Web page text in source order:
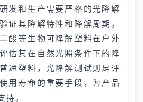
发和生产需要严格的光降解
证其降解特性和降解周期。
酸等生物可降解塑料在户外
估其在自然光照条件下的降
通塑料，光降解测试则是评
用寿命的重要手段，为产品
持。